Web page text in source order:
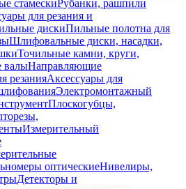
стамескиРубанки, рашпили
для резания и
дискиПильные полотна для
Шлифовальные диски, насадки,
Точильные камни, круги,
валыНаправляющие
резанияАксессуары для
Электромонтажный
Плоскогубцы,
Измерительный
оптическиеНивелиры,
Детекторы и